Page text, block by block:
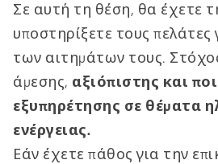
Σε αυτή τη θέση, θα έχετε
υποστηρίξετε τους πελάτες
των αιτημάτων τους.
άμεσης, αξιόπιστης και
εξυπηρέτησης σε θέματα
ενέργειας.
Εάν έχετε πάθος για την